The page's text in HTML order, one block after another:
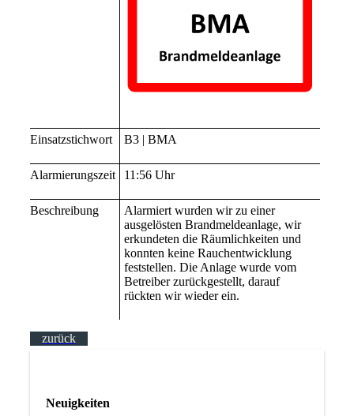
Einsatzstichwort B3 | BMA
Alarmierungszeit 11:56 Uhr
Beschreibung
Alarmiert wurden wir zu einer
ausgelösten Brandmeldeanlage, wir
erkundeten die Räumlichkeiten und
konnten keine Rauchentwicklung
feststellen. Die Anlage wurde vom
Betreiber zurückgestellt, darauf
rückten wir wieder ein.
zurück
Neuigkeiten